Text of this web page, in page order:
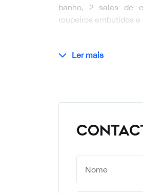
banho, 2 salas de
roupeiros embutidos
Ler mais